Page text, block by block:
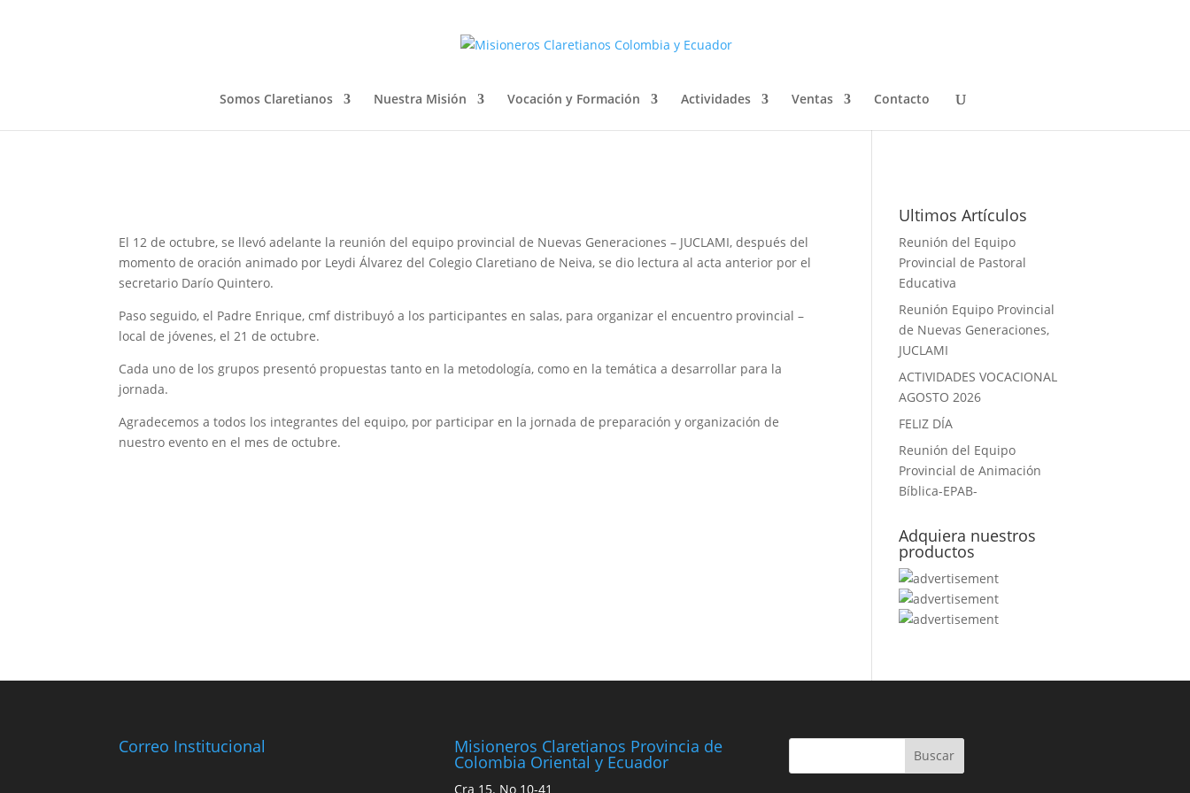
Somos Claretianos Nuestra Misión Vocación y Formación Actividades Ventas Contacto
GENERACIONES – JUCLAMI
El 12 de octubre, se llevó adelante la reunión del equipo provincial de Nuevas Generaciones – JUCLAMI, después del
momento de oración animado por Leydi Álvarez del Colegio Claretiano de Neiva, se dio lectura al acta anterior por el
secretario Darío Quintero.
Paso seguido, el Padre Enrique, cmf distribuyó a los participantes en salas, para organizar el encuentro provincial –
local de jóvenes, el 21 de octubre.
Cada uno de los grupos presentó propuestas tanto en la metodología, como en la temática a desarrollar para la
jornada.
Agradecemos a todos los integrantes del equipo, por participar en la jornada de preparación y organización de
nuestro evento en el mes de octubre.
Ultimos Artículos
Reunión del Equipo
Provincial de Pastoral
Educativa
Reunión Equipo Provincial
de Nuevas Generaciones,
JUCLAMI
ACTIVIDADES VOCACIONAL
AGOSTO 2026
FELIZ DÍA
Reunión del Equipo
Provincial de Animación
Bíblica-EPAB-
Adquiera nuestros
productos
Correo Institucional Misioneros Claretianos Provincia de
Colombia Oriental y Ecuador
Cra 15. No 10-41